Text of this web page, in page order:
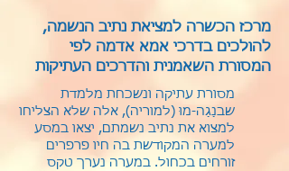
מרכז הכשרה למציאת נתיב הנשמה,
להולכים בדרכי אמא אדמה לפי
המסורת השאמנית והדרכים העתיקות
מסורת עתיקה ונשכחת מלמדת
שבנַגַה-מוּ (למוריה), אלה שלא הצליחו
למצוא את נתיב נשמתם, יצאו במסע
למערה המקודשת בה חיו פרפרים
זורחים בכחול. במערה נערך טקס